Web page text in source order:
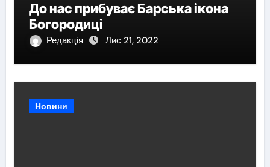
До нас прибуває Барська ікона
Богородиці
Редакція Лис 21, 2022
Новини